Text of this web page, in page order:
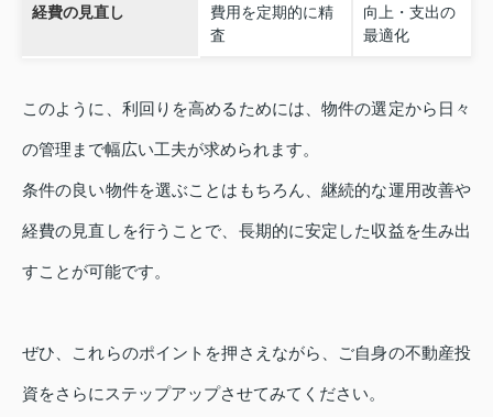
経費の見直し
費用を定期的に精
査
向上・支出の
最適化
このように、利回りを高めるためには、物件の選定から日々
の管理まで幅広い工夫が求められます。
条件の良い物件を選ぶことはもちろん、継続的な運用改善や
経費の見直しを行うことで、長期的に安定した収益を生み出
すことが可能です。
ぜひ、これらのポイントを押さえながら、ご自身の不動産投
資をさらにステップアップさせてみてください。